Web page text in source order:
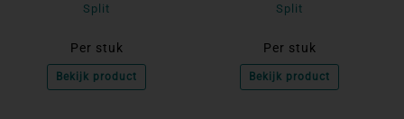
Split
Per stuk
Bekijk product
Split
Per stuk
Bekijk product